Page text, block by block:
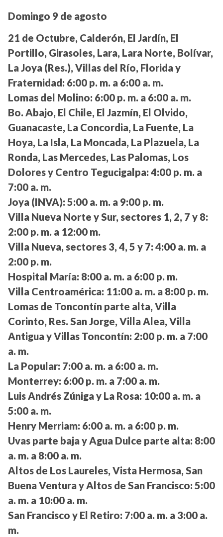
Domingo 9 de agosto
21 de Octubre, Calderón, El Jardín, El
Portillo, Girasoles, Lara, Lara Norte, Bolívar,
La Joya (Res.), Villas del Río, Florida y
Fraternidad: 6:00 p. m. a 6:00 a. m.
Lomas del Molino: 6:00 p. m. a 6:00 a. m.
Bo. Abajo, El Chile, El Jazmín, El Olvido,
Guanacaste, La Concordia, La Fuente, La
Hoya, La Isla, La Moncada, La Plazuela, La
Ronda, Las Mercedes, Las Palomas, Los
Dolores y Centro Tegucigalpa: 4:00 p. m. a
7:00 a. m.
Joya (INVA): 5:00 a. m. a 9:00 p. m.
Villa Nueva Norte y Sur, sectores 1, 2, 7 y 8:
2:00 p. m. a 12:00 m.
Villa Nueva, sectores 3, 4, 5 y 7: 4:00 a. m. a
2:00 p. m.
Hospital María: 8:00 a. m. a 6:00 p. m.
Villa Centroamérica: 11:00 a. m. a 8:00 p. m.
Lomas de Toncontín parte alta, Villa
Corinto, Res. San Jorge, Villa Alea, Villa
Antigua y Villas Toncontín: 2:00 p. m. a 7:00
a. m.
La Popular: 7:00 a. m. a 6:00 a. m.
Monterrey: 6:00 p. m. a 7:00 a. m.
Luis Andrés Zúniga y La Rosa: 10:00 a. m. a
5:00 a. m.
Henry Merriam: 6:00 a. m. a 6:00 p. m.
Uvas parte baja y Agua Dulce parte alta: 8:00
a. m. a 8:00 a. m.
Altos de Los Laureles, Vista Hermosa, San
Buena Ventura y Altos de San Francisco: 5:00
a. m. a 10:00 a. m.
San Francisco y El Retiro: 7:00 a. m. a 3:00 a.
m.